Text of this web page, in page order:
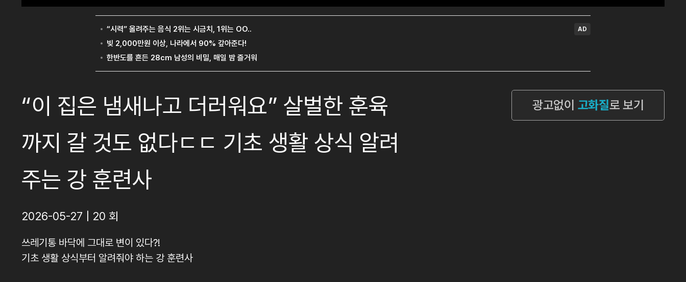
“이 집은 냄새나고 더러워요” 살벌한 훈육
까지 갈 것도 없다ㄷㄷ 기초 생활 상식 알려
주는 강 훈련사
2026-05-27 | 20 회
쓰레기통 바닥에 그대로 변이 있다?!
기초 생활 상식부터 알려줘야 하는 강 훈련사